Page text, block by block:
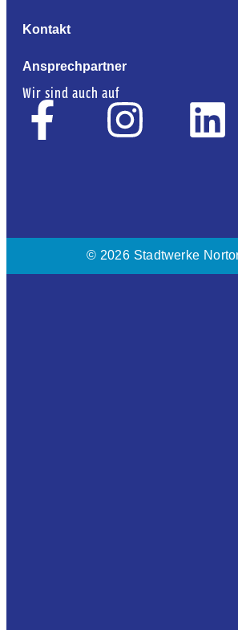
Kontakt
Ansprechpartner
Wir sind auch auf
© 2026 Stadtwerke